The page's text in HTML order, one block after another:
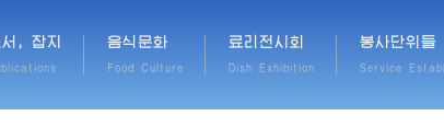
서, 잡지 음식문화
Food Culture
료리전시회
Dish Exhibition
봉사단위들
Service